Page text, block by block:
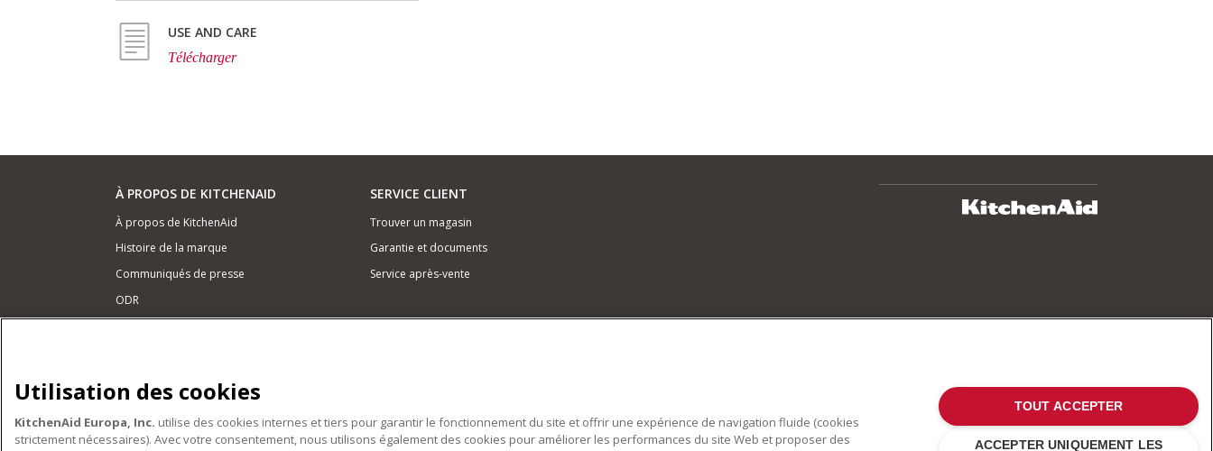
USE AND CARE
Télécharger
À PROPOS DE KITCHENAID
À propos de KitchenAid
Histoire de la marque
Communiqués de presse
ODR
Matériel de cuisine
Accessoires
SERVICE CLIENT
Trouver un magasin
Garantie et documents
Service après-vente
Utilisation des cookies
KitchenAid Europa, Inc. utilise des cookies internes et tiers pour garantir le fonctionnement du site et offrir une expérience de navigation fluide (cookies
strictement nécessaires). Avec votre consentement, nous utilisons également des cookies pour améliorer les performances du site Web et proposer des
ACCEPTER UNIQUEMENT LES
TOUT ACCEPTER